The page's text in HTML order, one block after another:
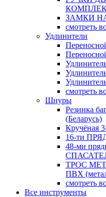
ЗАМКИ
смотреть
Удлинители
смотреть
Шнуры
Резинка
(Беларусь)
Кручёная
16-ти
48-ми
ТРОС
ПВХ
смотреть
Все инструменты